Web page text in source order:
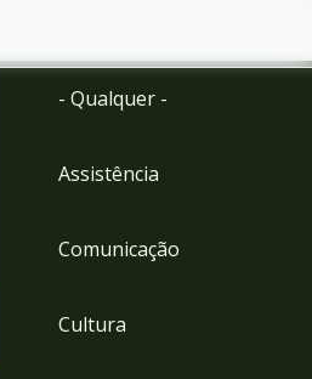
- Qualquer -
Assistência
Comunicação
Cultura